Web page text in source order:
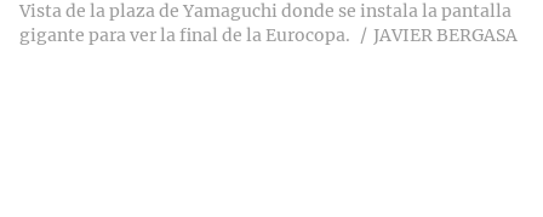
Vista de la plaza de Yamaguchi donde se instala la pantalla
gigante para ver la final de la Eurocopa.
JAVIER BERGASA